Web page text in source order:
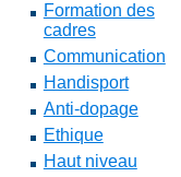
Formation des
cadres
Communication
Handisport
Anti-dopage
Ethique
Haut niveau